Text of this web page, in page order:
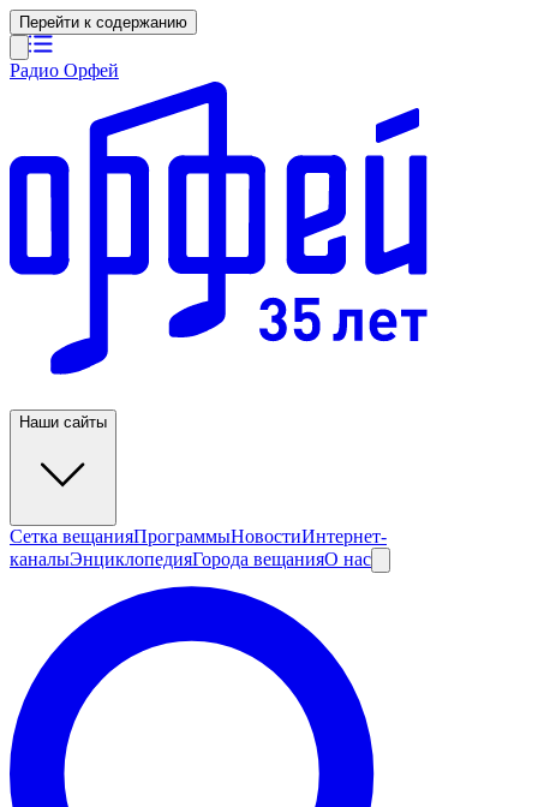
Перейти к содержанию
Радио Орфей
Наши сайты
Сетка вещанияПрограммыНовостиИнтернет-
каналыЭнциклопедияГорода вещанияО нас